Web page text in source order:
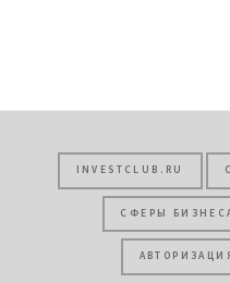
INVESTCLUB.RU
СФЕРЫ
АВТОРИЗАЦИЯ